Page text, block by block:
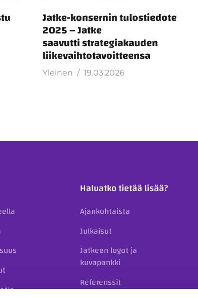
Jatke-konsernin tulostiedote
2025 – Jatke
saavutti strategiakauden
liikevaihtotavoitteensa
Yleinen 19.03.2026
Haluatko tietää lisää?
Ajankohtaista
Julkaisut
Jatkeen logot ja
kuvapankki
Referenssit